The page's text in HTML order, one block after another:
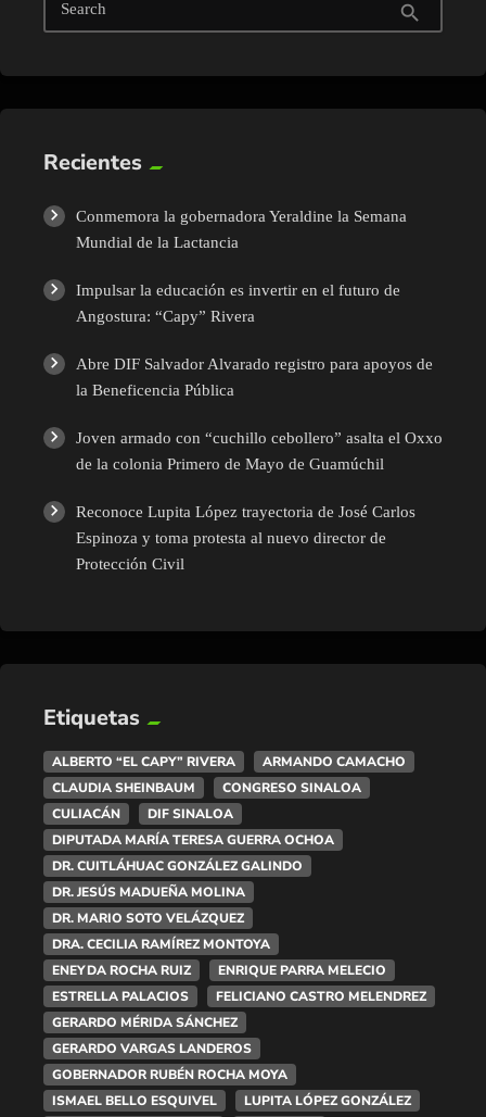
Search search
Recientes
Conmemora la gobernadora Yeraldine la Semana
Mundial de la Lactancia
Impulsar la educación es invertir en el futuro de
Angostura: “Capy” Rivera
Abre DIF Salvador Alvarado registro para apoyos de
la Beneficencia Pública
Joven armado con “cuchillo cebollero” asalta el Oxxo
de la colonia Primero de Mayo de Guamúchil
Reconoce Lupita López trayectoria de José Carlos
Espinoza y toma protesta al nuevo director de
Protección Civil
Etiquetas
ALBERTO “EL CAPY” RIVERA
ARMANDO CAMACHO
CLAUDIA SHEINBAUM
CONGRESO SINALOA
CULIACÁN
DIF SINALOA
DIPUTADA MARÍA TERESA GUERRA OCHOA
DR. CUITLÁHUAC GONZÁLEZ GALINDO
DR. JESÚS MADUEÑA MOLINA
DR. MARIO SOTO VELÁZQUEZ
DRA. CECILIA RAMÍREZ MONTOYA
ENEYDA ROCHA RUIZ
ENRIQUE PARRA MELECIO
ESTRELLA PALACIOS
FELICIANO CASTRO MELENDREZ
GERARDO MÉRIDA SÁNCHEZ
GERARDO VARGAS LANDEROS
GOBERNADOR RUBÉN ROCHA MOYA
ISMAEL BELLO ESQUIVEL
LUPITA LÓPEZ GONZÁLEZ